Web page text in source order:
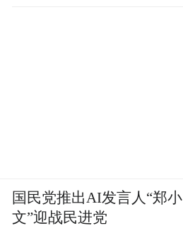
国民党推出AI发言人“郑小
文”迎战民进党